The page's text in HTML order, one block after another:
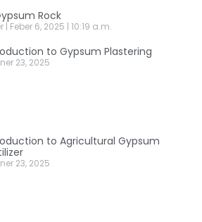
Rock
Feber 6, 2025 10:19 a.m.
to Gypsum Plastering
23, 2025
to Agricultural Gypsum
23, 2025